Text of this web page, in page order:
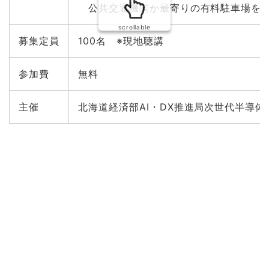
公共交通機関か最寄りの有料駐車場を
募集定員 100名 ※現地聴講
参加費 無料
主催 北海道経済部AI・DX推進局次世代半導体
scrollable